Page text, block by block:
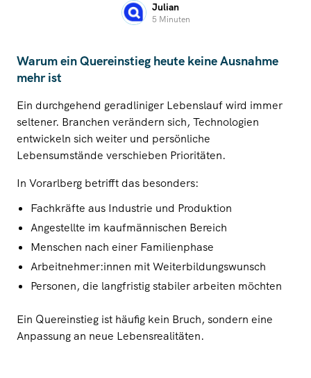
Julian
5 Minuten
Warum ein Quereinstieg heute keine Ausnahme
mehr ist
Ein durchgehend geradliniger Lebenslauf wird immer
seltener. Branchen verändern sich, Technologien
entwickeln sich weiter und persönliche
Lebensumstände verschieben Prioritäten.
In Vorarlberg betrifft das besonders:
Fachkräfte aus Industrie und Produktion
Angestellte im kaufmännischen Bereich
Menschen nach einer Familienphase
Arbeitnehmer:innen mit Weiterbildungswunsch
Personen, die langfristig stabiler arbeiten möchten
Ein Quereinstieg ist häufig kein Bruch, sondern eine
Anpassung an neue Lebensrealitäten.